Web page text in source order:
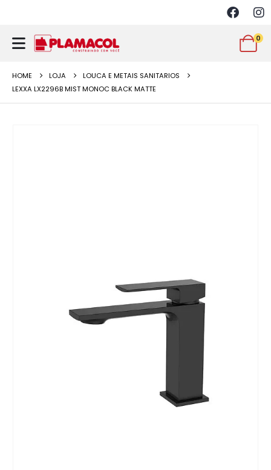
0
HOME LOJA
LOUCA E METAIS SANITARIOS
LEXXA LX2296B MIST MONOC BLACK MATTE